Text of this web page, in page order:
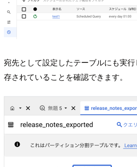
宛先として設定したテーブルにも実
存されていることを確認できます。